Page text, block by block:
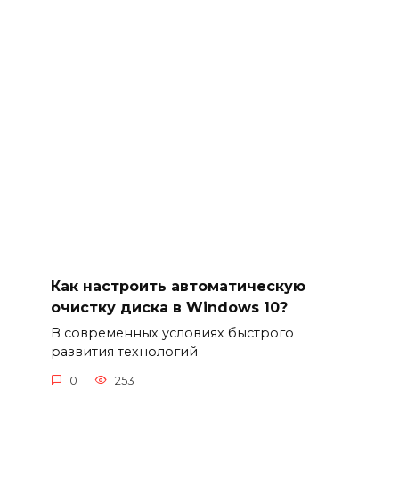
Как настроить автоматическую
очистку диска в Windows 10?
В современных условиях быстрого
развития технологий
0 253